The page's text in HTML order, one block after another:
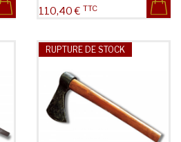
Prix
110,40 € TTC
RUPTURE DE STOCK